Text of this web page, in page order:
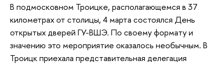
В подмосковном Троицке, располагающемся в 37
километрах от столицы, 4 марта состоялся День
открытых дверей ГУ-ВШЭ. По своему формату и
значению это мероприятие оказалось необычным. В
Троицк приехала представительная делегация